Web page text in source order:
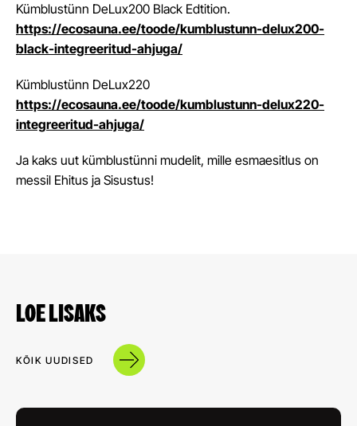
Kümblustünn DeLux200 Black Edtition.
https://ecosauna.ee/toode/kumblustunn-delux200-
black-integreeritud-ahjuga/
Kümblustünn DeLux220
https://ecosauna.ee/toode/kumblustunn-delux220-
integreeritud-ahjuga/
Ja kaks uut kümblustünni mudelit, mille esmaesitlus on
messil Ehitus ja Sisustus!
LOE LISAKS
KÕIK UUDISED